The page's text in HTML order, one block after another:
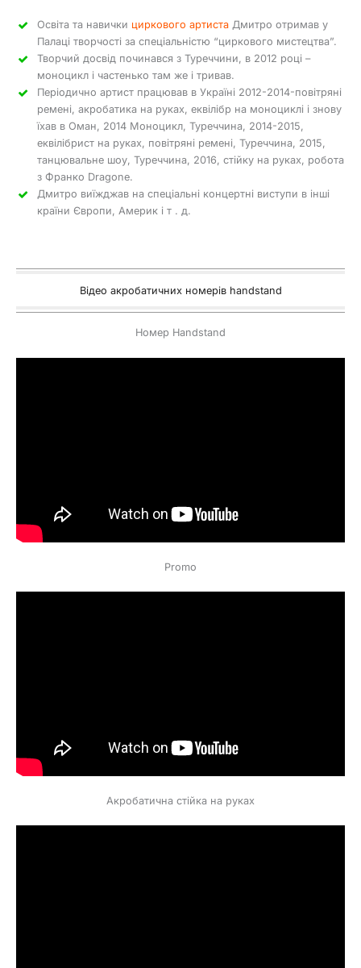
Освіта та навички циркового артистаДмитро отримав у
Палаці творчості за спеціальністю “циркового мистецтва”.
Творчий досвід починався з Туреччини, в 2012 році –
моноцикл і частенько там же і тривав.
Періодично артист працював в Україні 2012-2014-повітряні
ремені, акробатика на руках, еквілібр на моноциклі і знову
їхав в Оман, 2014 Моноцикл, Туреччина, 2014-2015,
еквілібрист на руках, повітряні ремені, Туреччина, 2015,
танцювальне шоу, Туреччина, 2016, стійку на руках, робота
з Франко Dragone.
Дмитро виїжджав на спеціальні концертні виступи в інші
країни Європи, Америк і т . д.
Відео акробатичних номерів handstand
Номер Handstand
Promo
Акробатична стійка на руках